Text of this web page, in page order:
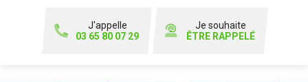
J'appelle
03 65 80 07 29
Je souhaite
ÊTRE RAPPELÉ